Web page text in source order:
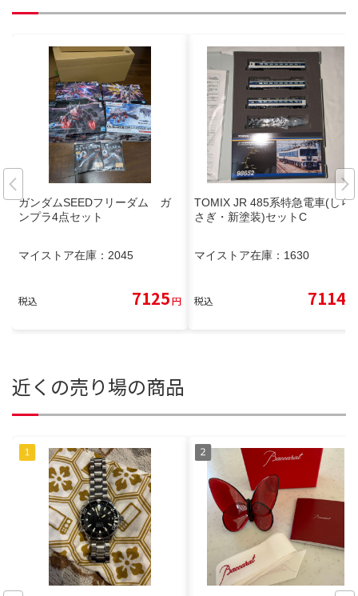
ガンダムSEEDフリーダム ガ
ンプラ4点セット
マイストア在庫： 2045
税込 7125円
TOMIX JR 485系特急電車(しら
さぎ・新塗装)セットC
マイストア在庫： 1630
税込 7114
近くの売り場の商品